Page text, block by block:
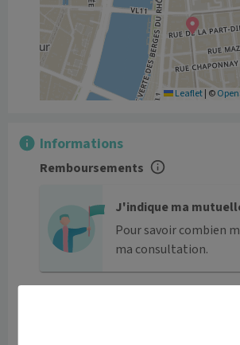
Leaflet| ©
Informations
Remboursements
J'indique ma
Pour savoir combien
ma consultation.
Tarifs